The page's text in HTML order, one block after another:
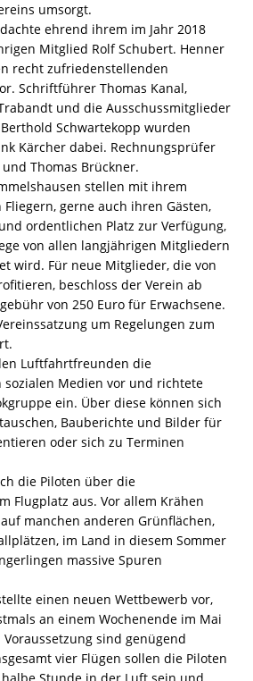
umsorgt.
ehrend ihrem im Jahr 2018
Mitglied Rolf Schubert. Henner
recht zufriedenstellenden
Schriftführer Thomas Kanal,
und die Ausschussmitglieder
Schwartekopp wurden
Kärcher dabei. Rechnungsprüfer
Thomas Brückner.
stellen mit ihrem
gerne auch ihren Gästen,
ordentlichen Platz zur Verfügung,
von allen langjährigen Mitgliedern
wird. Für neue Mitglieder, die von
beschloss der Verein ab
von 250 Euro für Erwachsene.
um Regelungen zum
Luftfahrtfreunden die
sozialen Medien vor und richtete
ein. Über diese können sich
Bauberichte und Bilder für
oder sich zu Terminen
die Piloten über die
Flugplatz aus. Vor allem Krähen
manchen anderen Grünflächen,
im Land in diesem Sommer
massive Spuren
einen neuen Wettbewerb vor,
an einem Wochenende im Mai
sind genügend
vier Flügen sollen die Piloten